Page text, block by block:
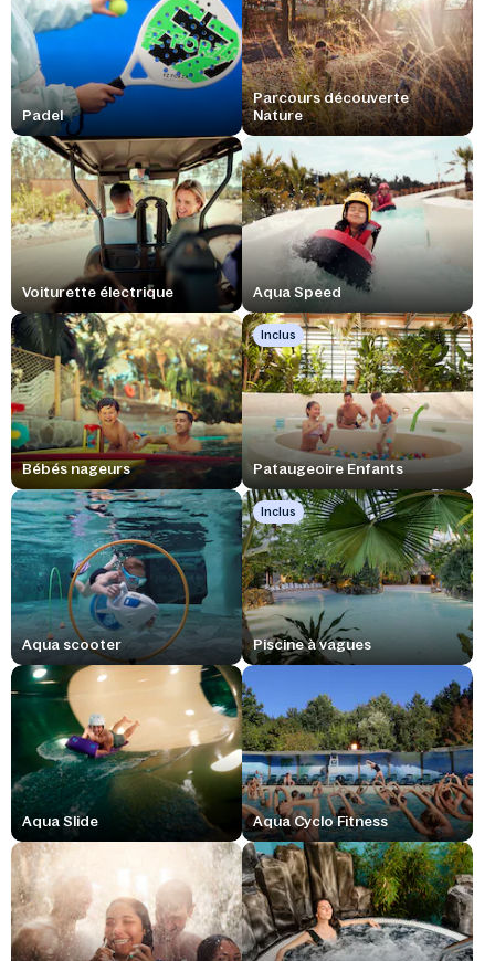
Padel
Parcours découverte
Nature
Voiturette électrique Aqua Speed
Bébés nageurs
Inclus
Pataugeoire Enfants
Aqua scooter
Inclus
Piscine à vagues
Aqua Slide Aqua Cyclo Fitness